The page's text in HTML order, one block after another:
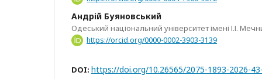
Андрій Буяновський
Одеський національний університет імені І.І.
https://orcid.org/0000-0002-3903-3139
DOI: https://doi.org/10.26565/2075-1893-2026-